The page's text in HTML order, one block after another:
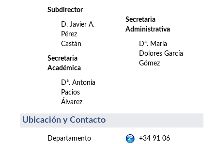
Subdirector
D. Javier A.
Pérez
Castán
Secretaria
Académica
Dª. Antonia
Pacios
Álvarez
Secretaria
Administrativa
Dª. María
Dolores García
Gómez
Ubicación y Contacto
Departamento
+34 91 06